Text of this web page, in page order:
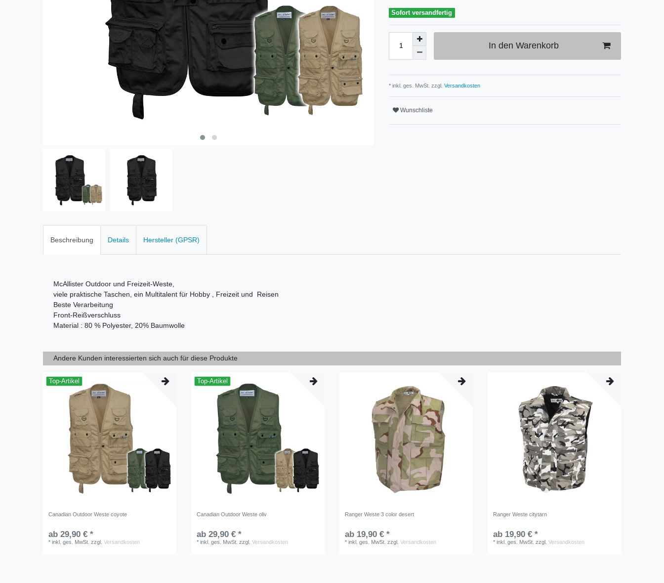
Sofort versandfertig
In den Warenkorb
* inkl. ges. MwSt. zzgl. Versandkosten
Wunschliste
Beschreibung Details Hersteller (GPSR)
McAllister Outdoor und Freizeit-Weste,
viele praktische Taschen, ein Multitalent für Hobby , Freizeit und Reisen
Beste Verarbeitung
Front-Reißverschluss
Material : 80 % Polyester, 20% Baumwolle
Andere Kunden interessierten sich auch für diese Produkte
Top-Artikel
Canadian Outdoor Weste coyote
ab 29,90 € *
*inkl. ges. MwSt. zzgl.Versandkosten
Top-Artikel
Canadian Outdoor Weste oliv
ab 29,90 € *
*inkl. ges. MwSt. zzgl.Versandkosten
Ranger Weste 3 color desert
ab 19,90 € *
*inkl. ges. MwSt. zzgl.Versandkosten
Ranger Weste citytarn
ab 19,90 € *
*inkl. ges. MwSt. zzgl.Versandkosten